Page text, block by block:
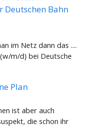
Deutschen Bahn
im Netz dann das ....
m/d) bei Deutsche
Plan
ist aber auch
die schon ihr